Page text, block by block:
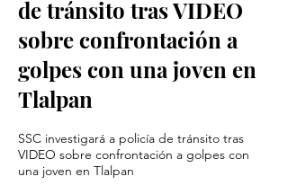
de tránsito tras VIDEO
sobre confrontación a
golpes con una joven en
Tlalpan
SSC investigará a policía de tránsito tras
VIDEO sobre confrontación a golpes con
una joven en Tlalpan